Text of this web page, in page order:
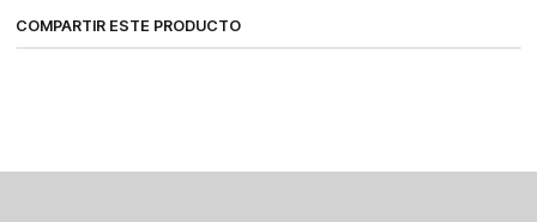
COMPARTIR ESTE PRODUCTO